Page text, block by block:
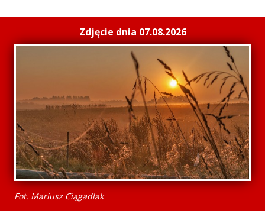
Zdjęcie dnia 07.08.2026
Fot. Mariusz Ciągadlak